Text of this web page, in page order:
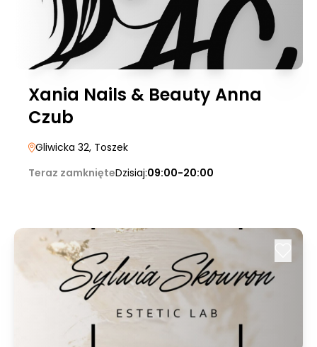
Xania Nails & Beauty Anna
Czub
Gliwicka 32, Toszek
Teraz zamknięteDzisiaj:09:00-20:00